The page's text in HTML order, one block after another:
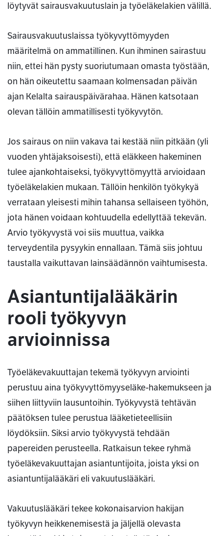
löytyvät sairausvakuutuslain ja työeläkelakien välillä.
Sairausvakuutuslaissa työkyvyttömyyden
määritelmä on ammatillinen. Kun ihminen sairastuu
niin, ettei hän pysty suoriutumaan omasta työstään,
on hän oikeutettu saamaan kolmensadan päivän
ajan Kelalta sairauspäivärahaa. Hänen katsotaan
olevan tällöin ammatillisesti työkyvytön.
Jos sairaus on niin vakava tai kestää niin pitkään (yli
vuoden yhtäjaksoisesti), että eläkkeen hakeminen
tulee ajankohtaiseksi, työkyvyttömyyttä arvioidaan
työeläkelakien mukaan. Tällöin henkilön työkykyä
verrataan yleisesti mihin tahansa sellaiseen työhön,
jota hänen voidaan kohtuudella edellyttää tekevän.
Arvio työkyvystä voi siis muuttua, vaikka
terveydentila pysyykin ennallaan. Tämä siis johtuu
taustalla vaikuttavan lainsäädännön vaihtumisesta.
Asiantuntijalääkärin
rooli työkyvyn
arvioinnissa
Työeläkevakuuttajan tekemä työkyvyn arviointi
perustuu aina työkyvyttömyyseläke-hakemukseen ja
siihen liittyviin lausuntoihin. Työkyvystä tehtävän
päätöksen tulee perustua lääketieteellisiin
löydöksiin. Siksi arvio työkyvystä tehdään
papereiden perusteella. Ratkaisun tekee ryhmä
työeläkevakuuttajan asiantuntijoita, joista yksi on
asiantuntijalääkäri eli vakuutuslääkäri.
Vakuutuslääkäri tekee kokonaisarvion hakijan
työkyvyn heikkenemisestä ja jäljellä olevasta